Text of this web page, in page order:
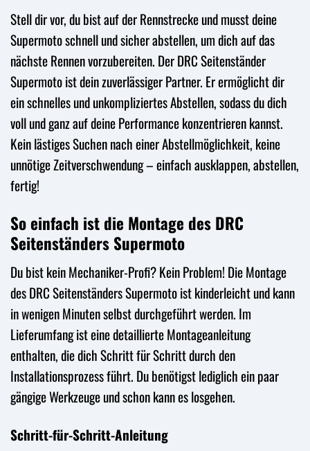
Stell dir vor, du bist auf der Rennstrecke und musst deine
Supermoto schnell und sicher abstellen, um dich auf das
nächste Rennen vorzubereiten. Der DRC Seitenständer
Supermoto ist dein zuverlässiger Partner. Er ermöglicht dir
ein schnelles und unkompliziertes Abstellen, sodass du dich
voll und ganz auf deine Performance konzentrieren kannst.
Kein lästiges Suchen nach einer Abstellmöglichkeit, keine
unnötige Zeitverschwendung – einfach ausklappen, abstellen,
fertig!
So einfach ist die Montage des DRC
Seitenständers Supermoto
Du bist kein Mechaniker-Profi? Kein Problem! Die Montage
des DRC Seitenständers Supermoto ist kinderleicht und kann
in wenigen Minuten selbst durchgeführt werden. Im
Lieferumfang ist eine detaillierte Montageanleitung
enthalten, die dich Schritt für Schritt durch den
Installationsprozess führt. Du benötigst lediglich ein paar
gängige Werkzeuge und schon kann es losgehen.
Schritt-für-Schritt-Anleitung